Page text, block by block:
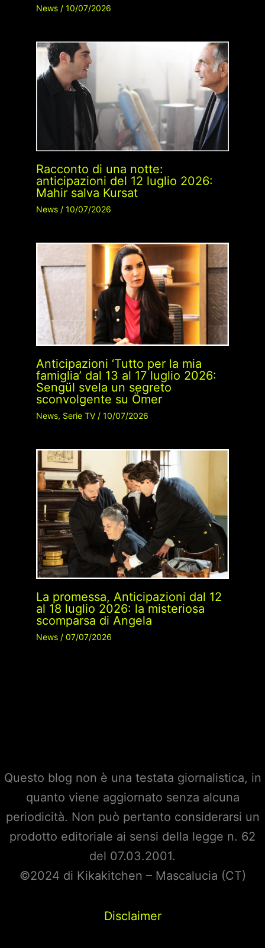
News/ 10/07/2026
Racconto di una notte:
anticipazioni del 12 luglio 2026:
Mahir salva Kursat
News/ 10/07/2026
Anticipazioni ‘Tutto per la mia
famiglia’ dal 13 al 17 luglio 2026:
Sengül svela un segreto
sconvolgente su Ömer
News, Serie TV/ 10/07/2026
La promessa, Anticipazioni dal 12
al 18 luglio 2026: la misteriosa
scomparsa di Angela
News/ 07/07/2026
Questo blog non è una testata giornalistica, in
quanto viene aggiornato senza alcuna
periodicità. Non può pertanto considerarsi un
prodotto editoriale ai sensi della legge n. 62
del 07.03.2001.
©2024 di Kikakitchen – Mascalucia (CT)
Disclaimer